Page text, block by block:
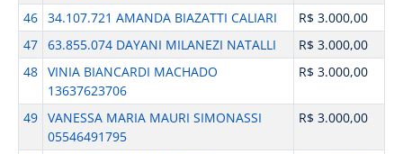
46 34.107.721 AMANDA BIAZATTI CALIARI
R$ 3.000,00
47 63.855.074 DAYANI MILANEZI NATALLI
R$ 3.000,00
48 VINIA BIANCARDI MACHADO
13637623706
R$ 3.000,00
49 VANESSA MARIA MAURI SIMONASSI
05546491795
R$ 3.000,00